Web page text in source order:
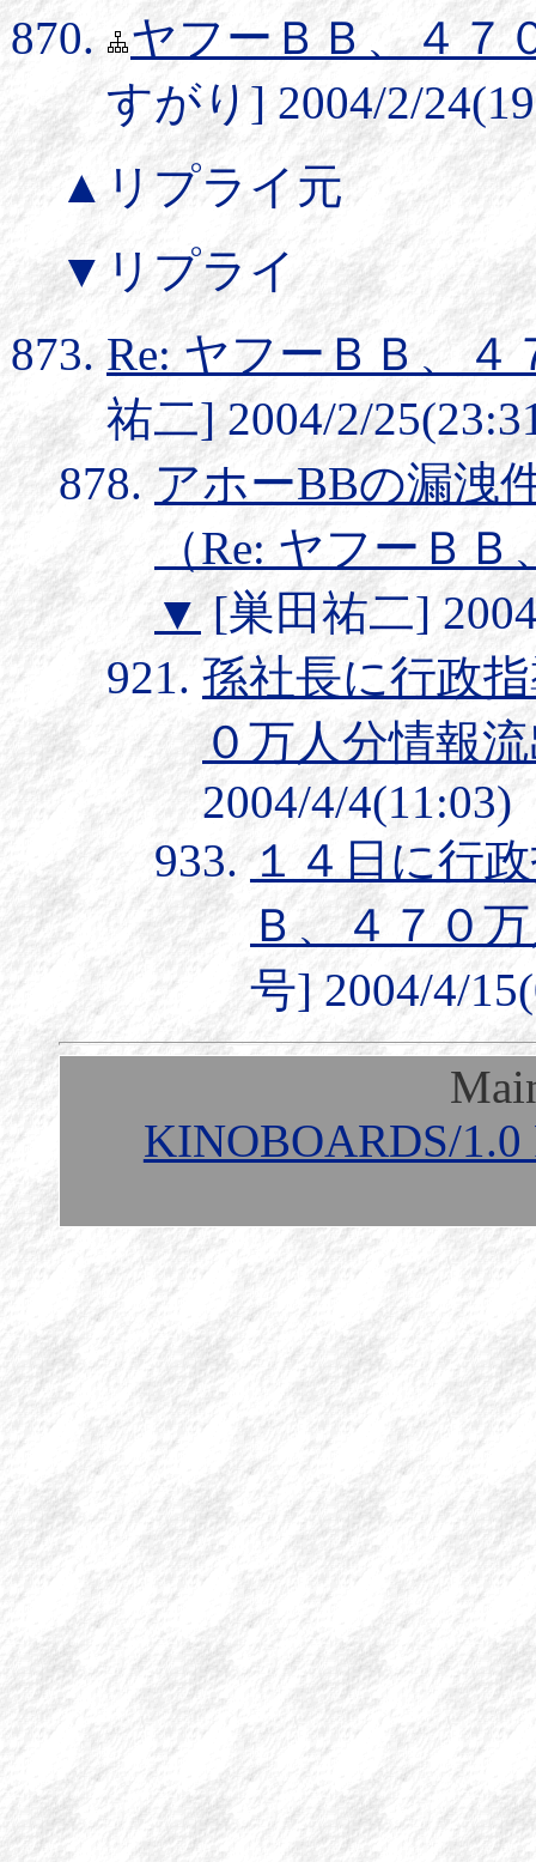
ヤフーＢＢ、４７
すがり] 2004/2/
▲リプライ元
▼リプライ
Re: ヤフーＢＢ、４
祐二] 2004/2/
アホーBBの漏洩
（Re: ヤフーＢ
▼[巣田祐二]
孫社長に行政
０万人分情報
2004/4/4(11:03)
１４日に行
Ｂ、４７０
号] 2004/4/
KINOBOARDS/1.0